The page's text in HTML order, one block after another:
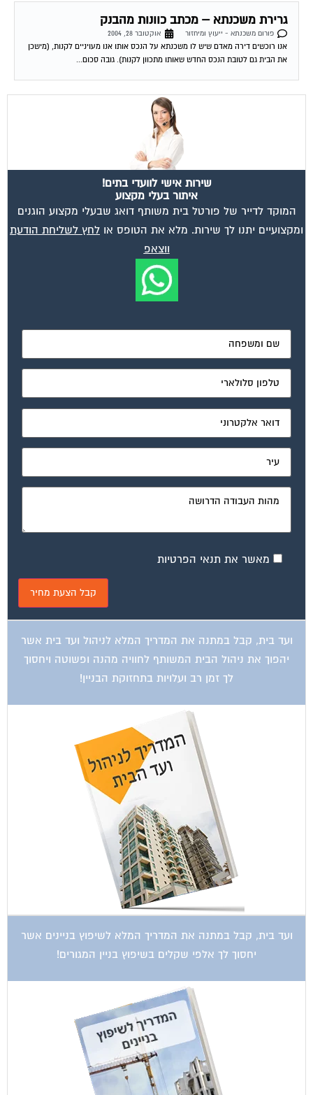
גרירת משכנתא – מכתב כוונות מהבנק
פורום משכנתא - ייעוץ ומיחזור
אוקטובר 28, 2004
אנו רוכשים דירה מאדם שיש לו משכנתא על הנכס אותו אנו מעויניים לקנות, (מישכן
את הבית גם לטובת הנכס החדש שאותו מתכוון לקנות). גובה סכום...
שירות אישי לוועדי בתים!
איתור בעלי מקצוע
המוקד לדייר של פורטל בית משותף דואג שבעלי מקצוע הוגנים
ומקצועיים יתנו לך שירות. מלא את הטופס או לחץ לשליחת הודעת
ווצאפ
מאשר את תנאי הפרטיות
ועד בית, קבל במתנה את המדריך המלא לניהול ועד בית אשר
יהפוך את ניהול הבית המשותף לחוויה מהנה ופשוטה ויחסוך
לך זמן רב ועלויות בתחזוקת הבניין!
ועד בית, קבל במתנה את המדריך המלא לשיפוץ בניינים אשר
יחסוך לך אלפי שקלים בשיפוץ בניין המגורים!